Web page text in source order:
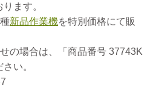
ます。
新品作業機を特別価格にて販
の場合は、「商品番号 37743K
い。